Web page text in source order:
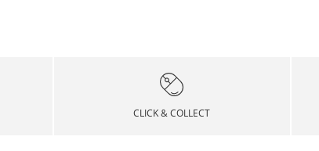
CLICK & COLLECT